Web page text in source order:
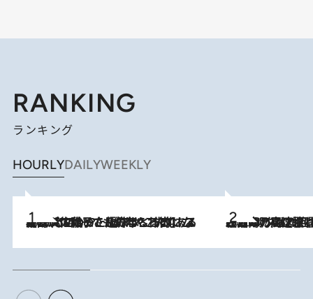
RANKING
ランキング
HOURLYDAILYWEEKLY
2026.8.5
【阿川佐和子さんの年とる力】なぜ70代で始めた趣味は“こんなに楽しい”のか？ ピアノ、俳句…スランプに陥っても続けられる“ある秘訣”とは 2026.8.7
「湘南乃風に憧れて」観客大盛上がりの“タオル回し”に、ラッパー顔負けの高速歌唱まで…さだまさし（74）のアグレッシブすぎる現在地